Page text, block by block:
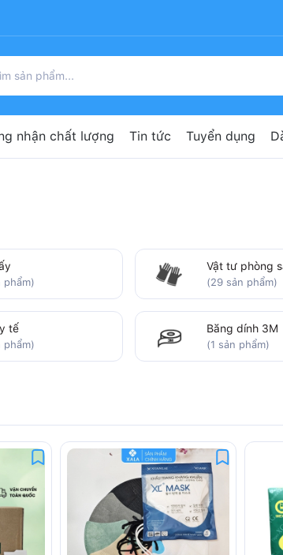
nhận chất lượng Tin tức Tuyển dụng
phẩm)
Vật tư phòng
(29 sản phẩm)
tế
phẩm)
Băng dính 3M
(1 sản phẩm)